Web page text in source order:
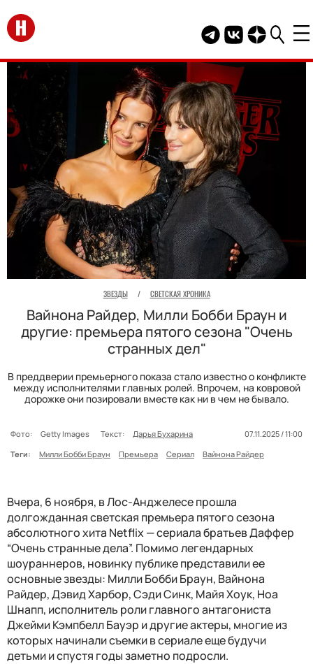
Перейти на главную
Telegram канал
Группа HELLO
Канал
ЗВЕЗДЫ / СВЕТСКАЯ ХРОНИКА
Вайнона Райдер, Милли Бобби Браун и
другие: премьера пятого сезона "Очень
странных дел"
В преддверии премьерного показа стало известно о конфликте
между исполнителями главных ролей. Впрочем, на ковровой
дорожке они позировали вместе как ни в чем не бывало.
Фото: Getty Images Текст: Дарья Бухарина
07.11.2025 / 11:00
Теги:
Милли Бобби Браун Премьера Сериал Вайнона Райдер
Вчера, 6 ноября, в Лос-Анджелесе прошла
долгожданная светская премьера пятого сезона
абсолютного хита Netflix — сериала братьев Даффер
“Очень странные дела”. Помимо легендарных
шоураннеров, новинку публике представили ее
основные звезды: Милли Бобби Браун, Вайнона
Райдер, Дэвид Харбор, Сэди Синк, Майя Хоук, Ноа
Шнапп, исполнитель роли главного антагониста
Джейми Кэмпбелл Бауэр и другие актеры, многие из
которых начинали съемки в сериале еще будучи
детьми и спустя годы заметно подросли.